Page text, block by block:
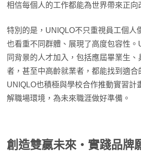
相信每個人的工作都能為世界帶來正向
特別的是，UNIQLO不只重視員工個人
也看重不同群體、展現了高度包容性。
同背景的人才加入，包括應屆畢業生
者，甚至中高齡就業者，都能找到適合
UNIQLO也積極與學校合作推動實習計
解職場環境，為未來職涯做好準備。
創造雙贏未來・實踐品牌